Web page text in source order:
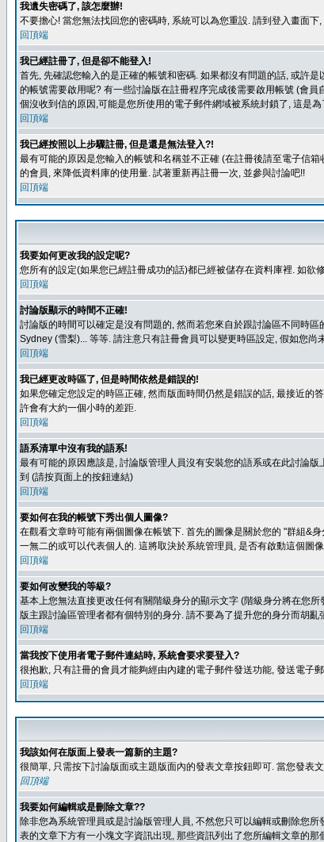
我遺失密碼了, 該怎麼辦!
不要擔心! 當您無法找回您的密碼時, 系統可以為您重設. 請到登入畫面下,
回頂端
我已經註冊了, 但是卻不能登入!
首先, 先確認您輸入的是正確的帳號和密碼. 如果都沒有問題的話, 或許
的帳號需要啟用呢? 有一些討論版在註冊程序完成後需要啟用帳號 (會
個沒收到信的原因,可能是您所使用的電子郵件網域被系統封鎖了, 這是
回頂端
我已經按照以上步驟註冊, 但是還是無法登入?!
最有可能的原因是您輸入的帳號和名稱並不正確 (在註冊後請至電子信
的會員, 來降低資料庫的使用量. 試著重新再註冊一次, 並參與討論吧!!
回頂端
我要如何更改我的設定呢?
您所有的設定(如果您已經註冊成功的話)都已經被儲存在資料庫裡. 如欲
回頂端
討論版顯示的時間不正確!
討論版的時間可以確定是沒有問題的, 然而若您來自於跟討論區不同時
Sydney (雪梨)... 等等. 請注意只有註冊會員可以變更時區設定, 假如您
回頂端
我已經更改時區了, 但是時間依然是錯誤的!
如果您確定您設定的時區正確, 然而版面時間仍然是錯誤的話, 最接近的
許會有大約一個小時的差距.
回頂端
語系清單中沒有我的語系!
最有可能的原因應該是, 討論版管理人員沒有安裝您的語系或在此討論
到 (請按頁面上的按鈕連結)
回頂端
要如何在我的帳號下秀出個人圖像?
在觀看文章時可能有兩個圖像在帳號下. 首先的圖像是關於您的 "群組&
一無二的或可以代表個人的. 這將取決於系統管理員, 是否有啟動這個圖
回頂端
要如何改變我的等級?
基本上您無法直接更改任何有關階級身分的顯示文字 (階級身分將在您
版主跟討論區管理者都有個特別的身分. 請不要為了提升您的身分而胡
回頂端
當我按下使用者電子郵件連結時, 系統會要求要登入?
很抱歉, 只有註冊的會員才能夠經由內建的電子郵件發送功能, 發送電子
回頂端
我該如何在版面上發表一篇新的主題?
很簡單, 只需按下討論版面或主題版面內的發表文章按鈕即可. 當您發表
回頂端
我要如何編輯或是刪除文章??
除非您為系統管理員或是討論版管理人員, 不然您只可以編輯或刪除您
表的文章下方有一小塊文字資訊出現, 那些資訊列出了您所編輯文章的